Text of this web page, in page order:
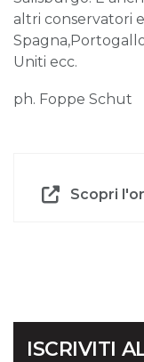
altri conservatori
Uniti ecc.
ph. Foppe Schut
Scopri
ISCRIVITI